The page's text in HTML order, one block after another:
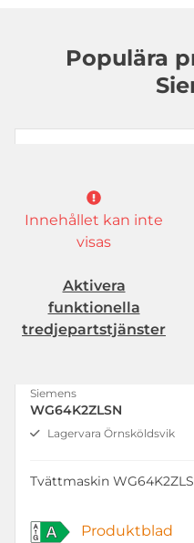
Populära
Innehållet kan inte
visas
Aktivera
funktionella
tredjepartstjänster
Siemens
WG64K2ZLSN
Lagervara Örnsköldsvik
Tvättmaskin
A Produktblad